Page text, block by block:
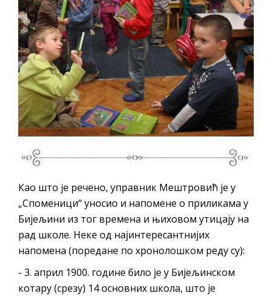
Као што је речено, управник Мештровић је у
„Споменици“ уносио и напомене о приликама у
Бијељини из тог времена и њиховом утицају на
рад школе. Неке од најинтересантнијих
напомена (поредане по хронолошком реду су):
- 3. април 1900. године било је у Бијељинском
котару (срезу) 14 основних школа, што је